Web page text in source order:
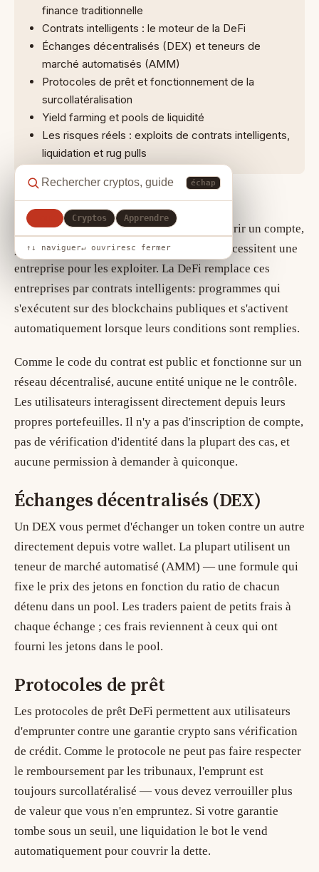
échap
Cryptos Apprendre
↑↓ naviguer↵ ouvriresc fermer
finance traditionnelle
Contrats intelligents : le moteur de la DeFi
Échanges décentralisés (DEX) et teneurs de
marché automatisés (AMM)
Protocoles de prêt et fonctionnement de la
surcollatéralisation
Yield farming et pools de liquidité
Les risques réels : exploits de contrats intelligents,
liquidation et rug pulls
L'idée de base
Les services financiers traditionnels — ouvrir un compte,
prêter de l'argent, échanger des actifs — nécessitent une
entreprise pour les exploiter. La DeFi remplace ces
entreprises par contrats intelligents: programmes qui
s'exécutent sur des blockchains publiques et s'activent
automatiquement lorsque leurs conditions sont remplies.
Comme le code du contrat est public et fonctionne sur un
réseau décentralisé, aucune entité unique ne le contrôle.
Les utilisateurs interagissent directement depuis leurs
propres portefeuilles. Il n'y a pas d'inscription de compte,
pas de vérification d'identité dans la plupart des cas, et
aucune permission à demander à quiconque.
Échanges décentralisés (DEX)
Un DEX vous permet d'échanger un token contre un autre
directement depuis votre wallet. La plupart utilisent un
teneur de marché automatisé (AMM) — une formule qui
fixe le prix des jetons en fonction du ratio de chacun
détenu dans un pool. Les traders paient de petits frais à
chaque échange ; ces frais reviennent à ceux qui ont
fourni les jetons dans le pool.
Protocoles de prêt
Les protocoles de prêt DeFi permettent aux utilisateurs
d'emprunter contre une garantie crypto sans vérification
de crédit. Comme le protocole ne peut pas faire respecter
le remboursement par les tribunaux, l'emprunt est
toujours surcollatéralisé — vous devez verrouiller plus
de valeur que vous n'en empruntez. Si votre garantie
tombe sous un seuil, une liquidation le bot le vend
automatiquement pour couvrir la dette.